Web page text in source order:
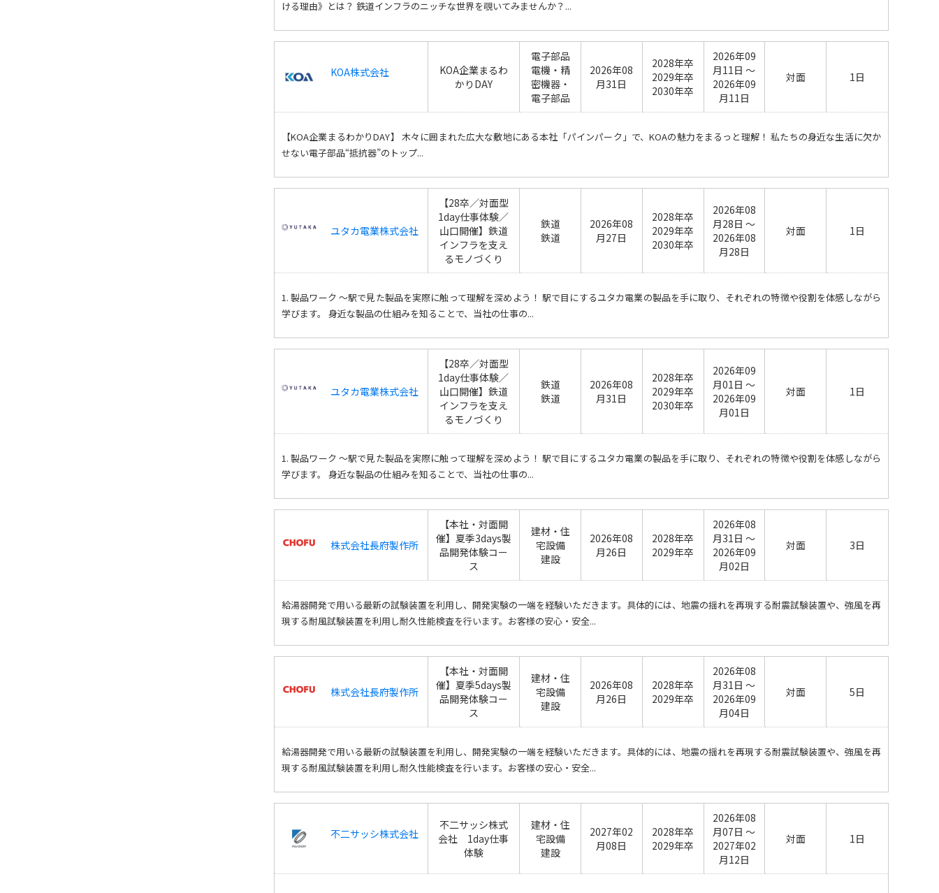
ける理由》とは？ 鉄道インフラのニッチな世界を覗いてみませんか？...
KOA株式会社
KOA企業まるわ
かりDAY
電子部品
電機・精
密機器・
電子部品
2026年08
月31日
2028年卒
2029年卒
2030年卒
2026年09
月11日 ～
2026年09
月11日
対面 1日
【KOA企業まるわかりDAY】 木々に囲まれた広大な敷地にある本社「パインパーク」で、KOAの魅力をまるっと理解！ 私たちの身近な生活に欠か
せない電子部品“抵抗器”のトップ...
ユタカ電業株式会社
【28卒／対面型
1day仕事体験／
山口開催】鉄道
インフラを支え
るモノづくり
鉄道
鉄道
2026年08
月27日
2028年卒
2029年卒
2030年卒
2026年08
月28日 ～
2026年08
月28日
対面 1日
1. 製品ワーク ～駅で見た製品を実際に触って理解を深めよう！ 駅で目にするユタカ電業の製品を手に取り、それぞれの特徴や役割を体感しながら
学びます。 身近な製品の仕組みを知ることで、当社の仕事の...
ユタカ電業株式会社
【28卒／対面型
1day仕事体験／
山口開催】鉄道
インフラを支え
るモノづくり
鉄道
鉄道
2026年08
月31日
2028年卒
2029年卒
2030年卒
2026年09
月01日 ～
2026年09
月01日
対面 1日
1. 製品ワーク ～駅で見た製品を実際に触って理解を深めよう！ 駅で目にするユタカ電業の製品を手に取り、それぞれの特徴や役割を体感しながら
学びます。 身近な製品の仕組みを知ることで、当社の仕事の...
株式会社長府製作所
【本社・対面開
催】夏季3days製
品開発体験コー
ス
建材・住
宅設備
建設
2026年08
月26日
2028年卒
2029年卒
2026年08
月31日 ～
2026年09
月02日
対面 3日
給湯器開発で用いる最新の試験装置を利用し、開発実験の一端を経験いただきます。具体的には、地震の揺れを再現する耐震試験装置や、強風を再
現する耐風試験装置を利用し耐久性能検査を行います。お客様の安心・安全...
株式会社長府製作所
【本社・対面開
催】夏季5days製
品開発体験コー
ス
建材・住
宅設備
建設
2026年08
月26日
2028年卒
2029年卒
2026年08
月31日 ～
2026年09
月04日
対面 5日
給湯器開発で用いる最新の試験装置を利用し、開発実験の一端を経験いただきます。具体的には、地震の揺れを再現する耐震試験装置や、強風を再
現する耐風試験装置を利用し耐久性能検査を行います。お客様の安心・安全...
不二サッシ株式会社
不二サッシ株式
会社 1day仕事
体験
建材・住
宅設備
建設
2027年02
月08日
2028年卒
2029年卒
2026年08
月07日 ～
2027年02
月12日
対面 1日